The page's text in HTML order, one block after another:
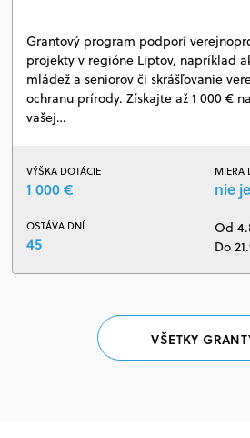
Grantový program podporí
projekty v regióne Liptov, napríklad
mládež a seniorov či skrášľovanie
ochranu prírody. Získajte až 1 000 €
vašej…
VÝŠKA DOTÁCIE
1 000 €
MIERA
nie
OSTÁVA DNÍ
45
Od
Do
VŠETKY